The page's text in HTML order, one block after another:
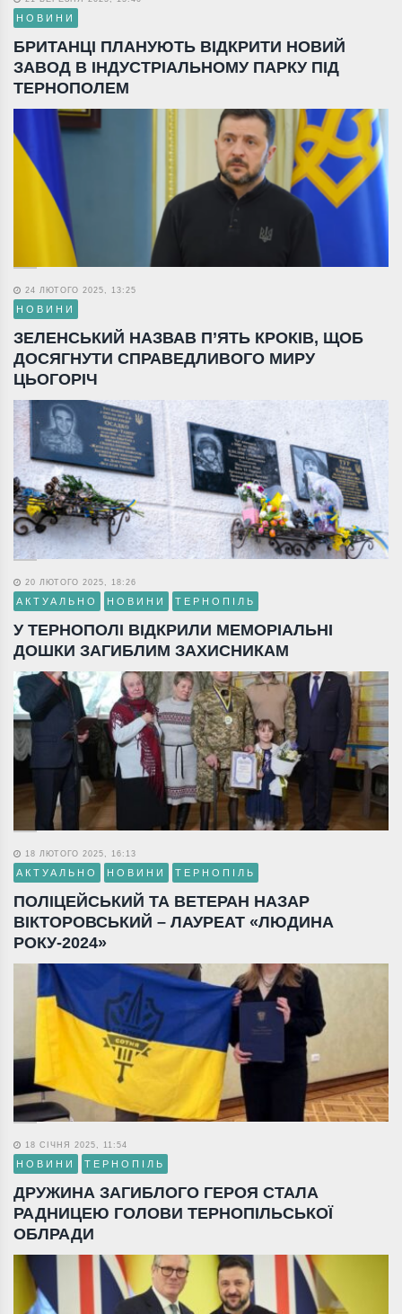
НОВИНИ
БРИТАНЦІ ПЛАНУЮТЬ ВІДКРИТИ НОВИЙ
ЗАВОД В ІНДУСТРІАЛЬНОМУ ПАРКУ ПІД
ТЕРНОПОЛЕМ
24 ЛЮТОГО 2025, 13:25
НОВИНИ
ЗЕЛЕНСЬКИЙ НАЗВАВ П’ЯТЬ КРОКІВ, ЩОБ
ДОСЯГНУТИ СПРАВЕДЛИВОГО МИРУ
ЦЬОГОРІЧ
20 ЛЮТОГО 2025, 18:26
АКТУАЛЬНО НОВИНИ ТЕРНОПІЛЬ
У ТЕРНОПОЛІ ВІДКРИЛИ МЕМОРІАЛЬНІ
ДОШКИ ЗАГИБЛИМ ЗАХИСНИКАМ
18 ЛЮТОГО 2025, 16:13
АКТУАЛЬНО НОВИНИ ТЕРНОПІЛЬ
ПОЛІЦЕЙСЬКИЙ ТА ВЕТЕРАН НАЗАР
ВІКТОРОВСЬКИЙ – ЛАУРЕАТ «ЛЮДИНА
РОКУ-2024»
18 СІЧНЯ 2025, 11:54
НОВИНИ ТЕРНОПІЛЬ
ДРУЖИНА ЗАГИБЛОГО ГЕРОЯ СТАЛА
РАДНИЦЕЮ ГОЛОВИ ТЕРНОПІЛЬСЬКОЇ
ОБЛРАДИ